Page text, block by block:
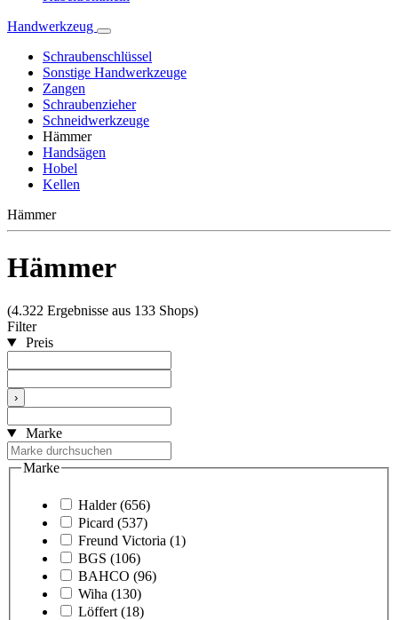
Handwerkzeug
Schraubenschlüssel
Sonstige Handwerkzeuge
Zangen
Schraubenzieher
Schneidwerkzeuge
Hämmer
Handsägen
Hobel
Kellen
Hämmer
Hämmer
(4.322 Ergebnisse aus 133 Shops)
Filter
Preis
›
Marke
Marke
Halder (656)
Picard (537)
Freund Victoria (1)
BGS (106)
BAHCO (96)
Wiha (130)
Löffert (18)